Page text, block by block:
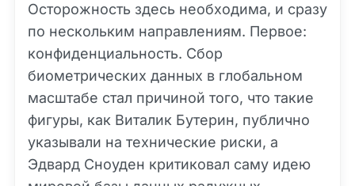
Осторожность здесь необходима, и сразу
по нескольким направлениям. Первое:
конфиденциальность. Сбор
биометрических данных в глобальном
масштабе стал причиной того, что такие
фигуры, как Виталик Бутерин, публично
указывали на технические риски, а
Эдвард Сноуден критиковал саму идею